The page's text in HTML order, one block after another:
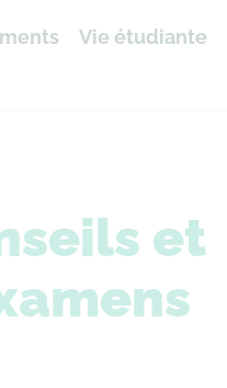
Vie étudiante
et